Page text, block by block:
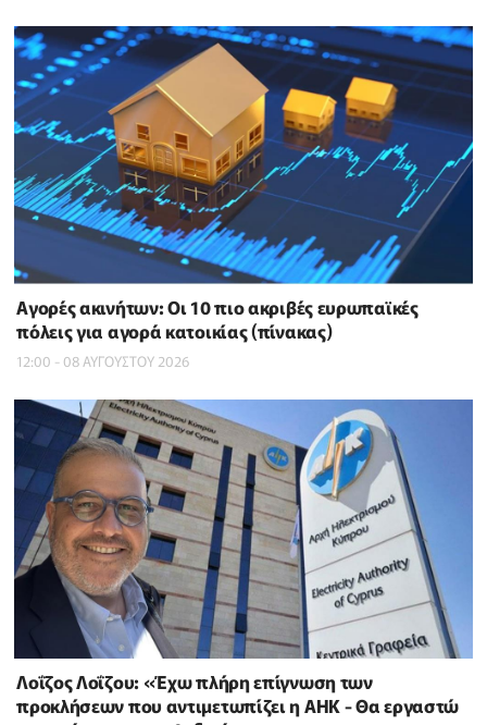
Αγορές ακινήτων: Οι 10 πιο ακριβές ευρωπαϊκές
πόλεις για αγορά κατοικίας (πίνακας)
12:00 - 08 ΑΥΓΟΥΣΤΟΥ 2026
Λοΐζος Λοΐζου: «Έχω πλήρη επίγνωση των
προκλήσεων που αντιμετωπίζει η ΑΗΚ - Θα εργαστώ